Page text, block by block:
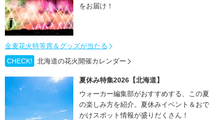
をお届け！
金麦花火特等席＆グッズが当たる
CHECK!
北海道の花火開催カレンダー
夏休み特集2026【北海道】
ウォーカー編集部がおすすめする、この夏
の楽しみ方を紹介。夏休みイベント＆おで
かけスポット情報が盛りだくさん！